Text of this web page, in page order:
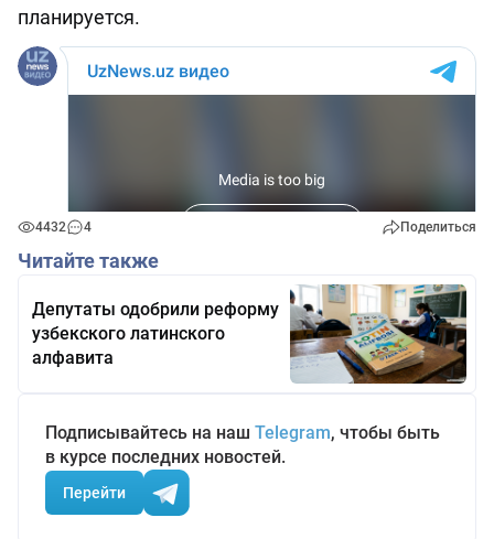
планируется.
4432 4 Поделиться
Читайте также
Депутаты одобрили реформу
узбекского латинского
алфавита
Подписывайтесь на наш Telegram, чтобы быть
в курсе последних новостей.
Перейти